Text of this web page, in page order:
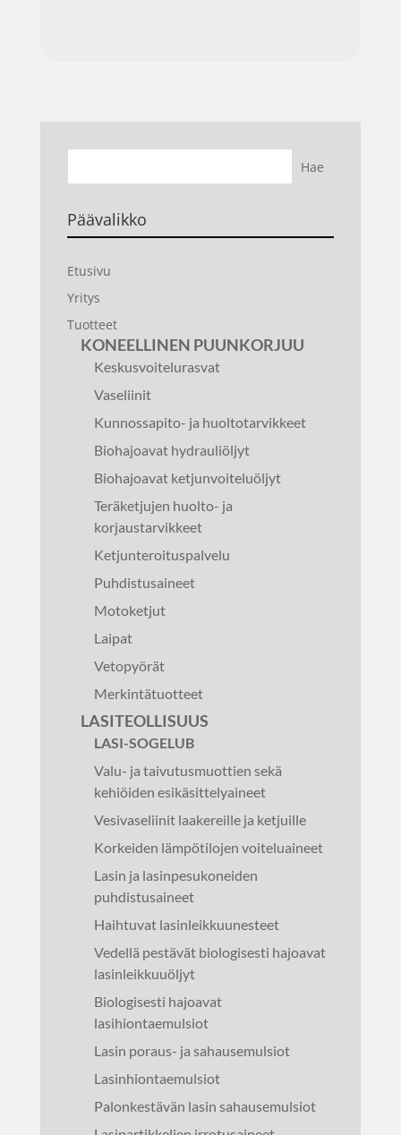
Päävalikko
Etusivu
Yritys
Tuotteet
KONEELLINEN PUUNKORJUU
Keskusvoitelurasvat
Vaseliinit
Kunnossapito- ja huoltotarvikkeet
Biohajoavat hydrauliöljyt
Biohajoavat ketjunvoiteluöljyt
Teräketjujen huolto- ja
korjaustarvikkeet
Ketjunteroituspalvelu
Puhdistusaineet
Motoketjut
Laipat
Vetopyörät
Merkintätuotteet
LASITEOLLISUUS
LASI-SOGELUB
Valu- ja taivutusmuottien sekä
kehiöiden esikäsittelyaineet
Vesivaseliinit laakereille ja ketjuille
Korkeiden lämpötilojen voiteluaineet
Lasin ja lasinpesukoneiden
puhdistusaineet
Haihtuvat lasinleikkuunesteet
Vedellä pestävät biologisesti hajoavat
lasinleikkuuöljyt
Biologisesti hajoavat
lasihiontaemulsiot
Lasin poraus- ja sahausemulsiot
Lasinhiontaemulsiot
Palonkestävän lasin sahausemulsiot